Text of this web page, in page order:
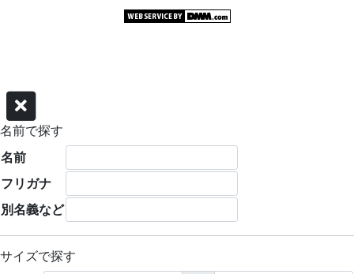
名前で探す
名前
フリガナ
別名義など
サイズで探す